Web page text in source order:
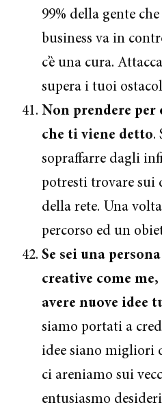
99% della gente
business va in
c’è una cura.
supera i tuoi
Non prendere
che ti viene detto.
sopraffarre dagli
potresti trovare sui
della rete. Una
percorso ed un
Se sei una
creative come
avere nuove idee
siamo portati a
idee siano migliori
ci areniamo sui
entusiasmo